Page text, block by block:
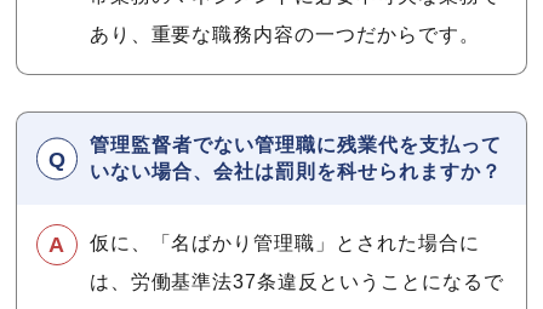
あり、重要な職務内容の一つだからです。
管理監督者でない管理職に残業代を支払って
いない場合、会社は罰則を科せられますか？
仮に、「名ばかり管理職」とされた場合に
は、労働基準法37条違反ということになるで